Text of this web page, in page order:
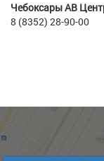
Чебоксары АВ
8 (8352) 28-90-00